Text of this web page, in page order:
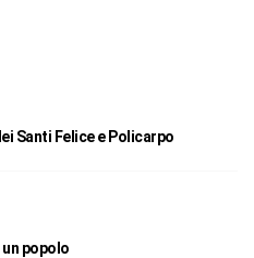
Santi Felice e Policarpo
popolo